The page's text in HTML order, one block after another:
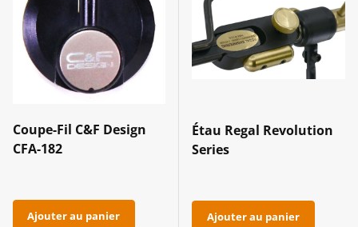
Coupe-Fil C&F Design
CFA-182
Ajouter au panier
Étau Regal Revolution
Series
Ajouter au panier